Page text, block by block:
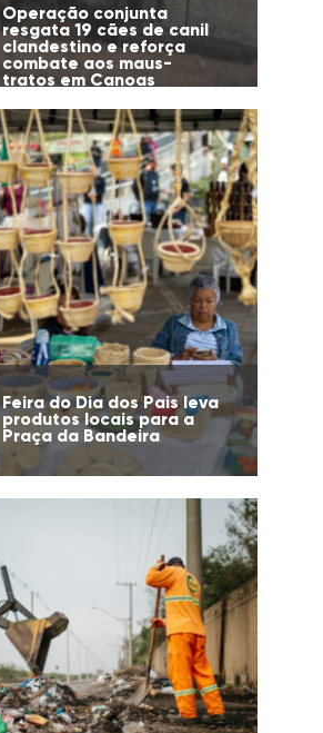
Operação conjunta
resgata 19 cães de canil
clandestino e reforça
combate aos maus-
tratos em Canoas
Feira do Dia dos Pais leva
produtos locais para a
Praça da Bandeira